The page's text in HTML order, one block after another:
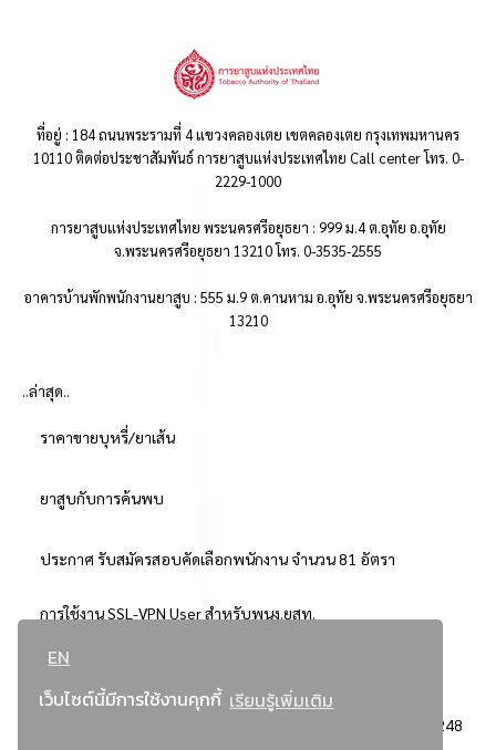
EN
เว็บไซต์นี้มีการใช้งานคุกกี้ เรียนรู้เพิ่มเติม
ที่อยู่ : 184 ถนนพระรามที่ 4 แขวงคลองเตย เขตคลองเตย กรุงเทพมหานคร
10110 ติดต่อประชาสัมพันธ์ การยาสูบแห่งประเทศไทย Call center โทร. 0-
2229-1000
การยาสูบแห่งประเทศไทย พระนครศรีอยุธยา : 999 ม.4 ต.อุทัย อ.อุทัย
จ.พระนครศรีอยุธยา 13210 โทร. 0-3535-2555
อาคารบ้านพักพนักงานยาสูบ : 555 ม.9 ต.คานหาม อ.อุทัย จ.พระนครศรีอยุธยา
13210
..ล่าสุด..
ราคาขายบุหรี่/ยาเส้น
ยาสูบกับการค้นพบ
ประกาศ รับสมัครสอบคัดเลือกพนักงาน จำนวน 81 อัตรา
การใช้งาน SSL-VPN User สำหรับพนง.ยสท.
..ยอดนิยม..
3248